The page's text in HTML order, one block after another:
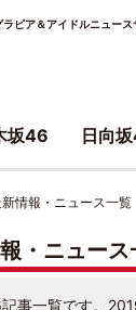
ビア＆アイドルニュース
情報・ニュース一覧
・ニュース
事一覧です。
坂46 日向